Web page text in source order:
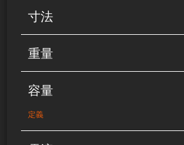
寸法
重量
容量
定義